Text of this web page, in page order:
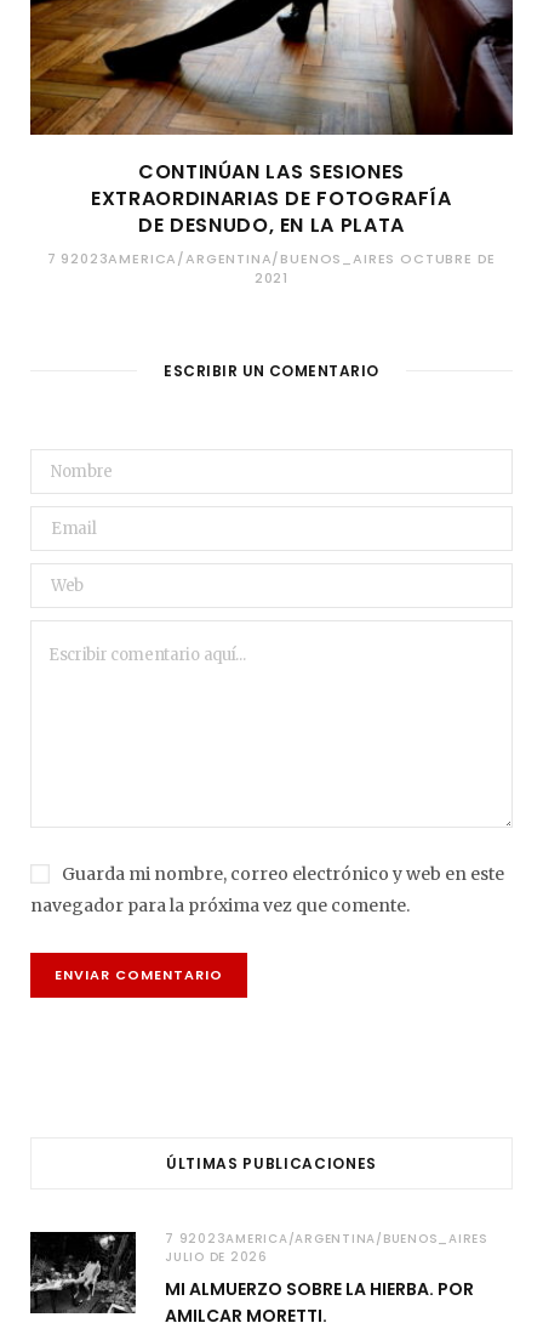
CONTINÚAN LAS SESIONES
EXTRAORDINARIAS DE FOTOGRAFÍA
DE DESNUDO, EN LA PLATA
7 92023AMERICA/ARGENTINA/BUENOS_AIRES OCTUBRE DE
2021
ESCRIBIR UN COMENTARIO
Guarda mi nombre, correo electrónico y web en este
navegador para la próxima vez que comente.
ÚLTIMAS PUBLICACIONES
7 92023AMERICA/ARGENTINA/BUENOS_AIRES
JULIO DE 2026
MI ALMUERZO SOBRE LA HIERBA. POR
AMILCAR MORETTI.